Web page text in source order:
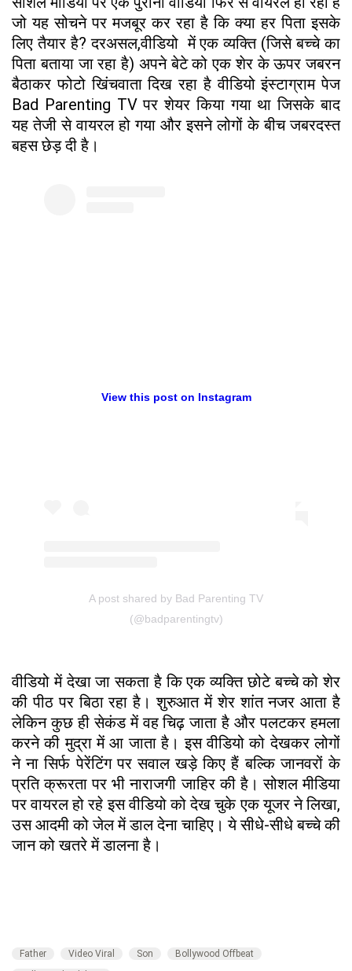
जो यह सोचने पर मजबूर कर रहा है कि क्या हर पिता इसके
लिए तैयार है? दरअसल,वीडियो में एक व्यक्ति (जिसे बच्चे का
पिता बताया जा रहा है) अपने बेटे को एक शेर के ऊपर जबरन
बैठाकर फोटो खिंचवाता दिख रहा है वीडियो इंस्टाग्राम पेज
Bad Parenting TV पर शेयर किया गया था जिसके बाद
यह तेजी से वायरल हो गया और इसने लोगों के बीच जबरदस्त
बहस छेड़ दी है।
View this post on Instagram
A post shared by Bad Parenting TV
(@badparentingtv)
वीडियो में देखा जा सकता है कि एक व्यक्ति छोटे बच्चे को शेर
की पीठ पर बिठा रहा है। शुरुआत में शेर शांत नजर आता है
लेकिन कुछ ही सेकंड में वह चिढ़ जाता है और पलटकर हमला
करने की मुद्रा में आ जाता है। इस वीडियो को देखकर लोगों
ने ना सिर्फ पेरेंटिंग पर सवाल खड़े किए हैं बल्कि जानवरों के
प्रति क्रूरता पर भी नाराजगी जाहिर की है। सोशल मीडिया
पर वायरल हो रहे इस वीडियो को देख चुके एक यूजर ने लिखा,
उस आदमी को जेल में डाल देना चाहिए। ये सीधे-सीधे बच्चे की
जान को खतरे में डालना है।
Father Video Viral Son
Bollywood Offbeat